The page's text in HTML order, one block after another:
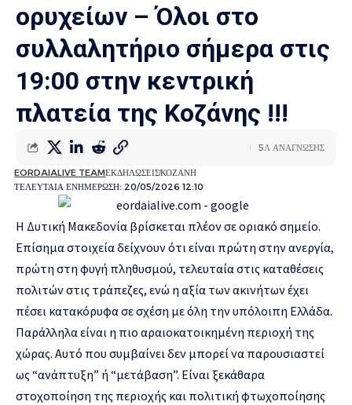
ορυχείων – Όλοι στο
συλλαλητήριο σήμερα στις
19:00 στην κεντρική
πλατεία της Κοζάνης !!!
ΤΕΛΕΥΤΑΙΑ ΕΝΗΜΕΡΩΣΗ: 20/05/2026 12:10
EORDAIALIVE TEAMΕΚΔΗΛΩΣΕΙΣΚΟΖΑΝΗ
5Λ ΑΝΑΓΝΩΣΗΣ
Η Δυτική Μακεδονία βρίσκεται πλέον σε οριακό σημείο.
Επίσημα στοιχεία δείχνουν ότι είναι πρώτη στην ανεργία,
πρώτη στη φυγή πληθυσμού, τελευταία στις καταθέσεις
πολιτών στις τράπεζες, ενώ η αξία των ακινήτων έχει
πέσει κατακόρυφα σε σχέση με όλη την υπόλοιπη Ελλάδα.
Παράλληλα είναι η πιο αραιοκατοικημένη περιοχή της
χώρας. Αυτό που συμβαίνει δεν μπορεί να παρουσιαστεί
ως “ανάπτυξη” ή “μετάβαση”. Είναι ξεκάθαρα
στοχοποίηση της περιοχής και πολιτική φτωχοποίησης